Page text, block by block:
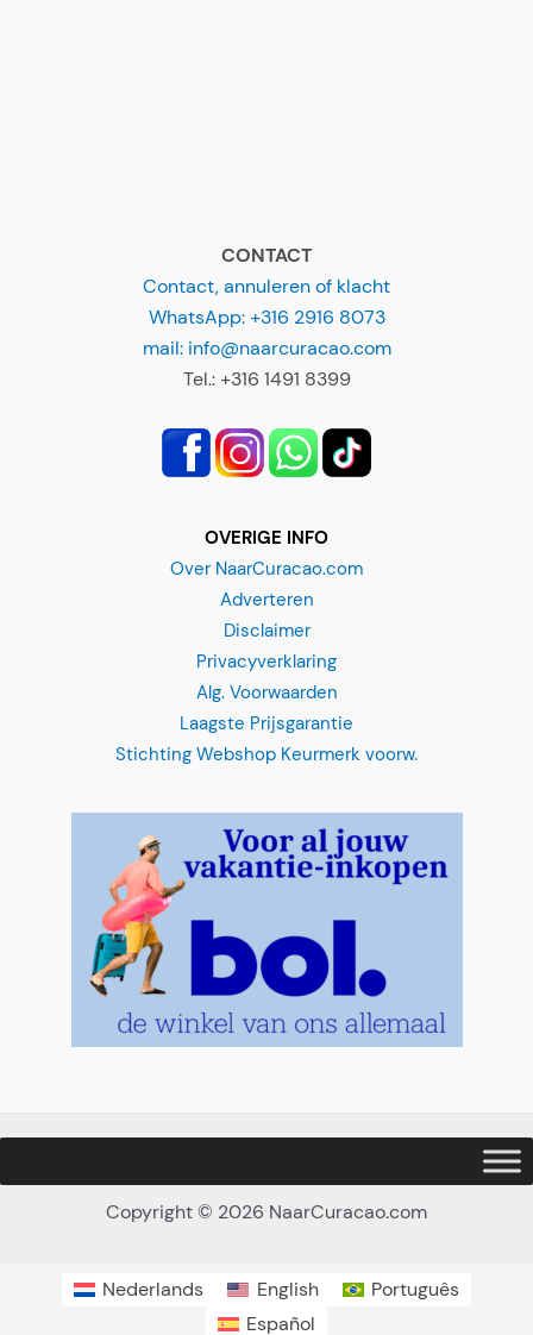
CONTACT
Contact, annuleren of klacht
WhatsApp: +316 2916 8073
mail: info@naarcuracao.com
Tel.: +316 1491 8399
OVERIGE INFO
Over NaarCuracao.com
Adverteren
Disclaimer
Privacyverklaring
Alg. Voorwaarden
Laagste Prijsgarantie
Stichting Webshop Keurmerk voorw.
Copyright © 2026 NaarCuracao.com
Nederlands English
Português